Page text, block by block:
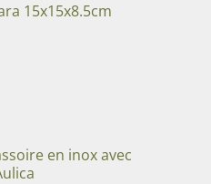
15x15x8.5cm
en inox avec